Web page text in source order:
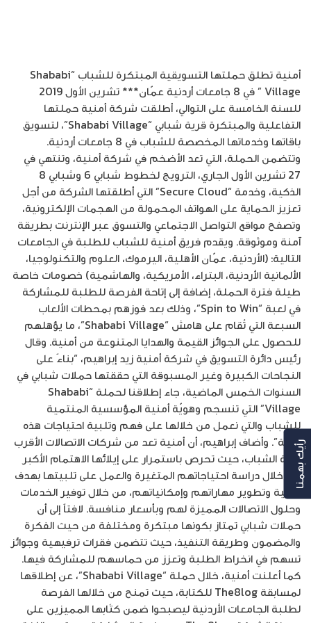
أمنية تطلق حملتها التسويقية المبتكرة للشباب “Shababi
Village ” في 8 جامعات أردنية عمّان*** تشرين الأول 2019
للسنة الخامسة على التوالي، أطلقت شركة أمنية حملتها
التفاعلية والمبتكرة قرية شبابي “Shababi Village”، لتسويق
باقاتها وخدماتها المخصصة للشباب في 8 جامعات أردنية.
وتتضمن الحملة، التي تعد الأضخم في شركة أمنية، وتنتهي في
27 تشرين الأول الجاري، الترويج لخطوط شبابي 6 وشبابي 8
الذكية، وخدمة “Secure Cloud” التي أطلقتها الشركة من أجل
تعزيز الحماية على الهواتف المحمولة من الهجمات الإلكترونية،
وتصفح مواقع التواصل الاجتماعي والتسوق عبر الإنترنت بطريقة
آمنة وموثوقة. ويقدم فريق أمنية للشباب للطلبة في الجامعات
التالية: (الأردنية، عمّان الأهلية، اليرموك، العلوم والتكنولوجيا،
الألمانية الأردنية، البتراء، الأمريكية، والهاشمية) خصومات خاصة
طيلة فترة الحملة، إضافة إلى إتاحة الفرصة للطلبة للمشاركة
في لعبة “Spin to Win”، وذلك بعد فوزهم بمحطات الألعاب
السبعة التي تُقام على هامش “Shababi Village”، ما يؤهلهم
للحصول على الجوائز القيمة والهدايا المتنوعة من أمنية. وقال
رئيس دائرة التسويق في شركة أمنية زيد إبراهيم، “بناءً على
النجاحات الكبيرة وغير المسبوقة التي حققتها حملات شبابي في
السنوات الخمس الماضية، جاء إطلاقنا لحملة “Shababi
Village” التي تنسجم وهويّة أمنية المؤسسية المنتمية
للشباب والتي نعمل من خلالها على فهم وتلبية احتياجات هذه
الفئة”. وأضاف إبراهيم، أن أمنية تعد من شركات الاتصالات الأقرب
لفئة الشباب، حيث تحرص باستمرار على إيلائها الاهتمام الأكبر
من خلال دراسة احتياجاتهم المتغيرة والعمل على تلبيتها بهدف
تنمية وتطوير مهاراتهم وإمكانياتهم، من خلال توفير الخدمات
وحلول الاتصالات المميزة لهم وبأسعار منافسة. لافتاً إلى أن
حملات شبابي تمتاز بكونها مبتكرة ومختلفة من حيث الفكرة
والمضمون وطريقة التنفيذ، حيث تتضمن فقرات ترفيهية وجوائز
تسهم في انخراط الطلبة وتعزز من حماسهم للمشاركة فيها.
كما أعلنت أمنية، خلال حملة “Shababi Village”، عن إطلاقها
لمسابقة The8log للكتابة، حيث تمنح من خلالها الفرصة
لطلبة الجامعات الأردنية ليصبحوا ضمن كتَابها المميزين على
رأيك بهمنا